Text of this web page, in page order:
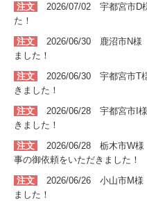
注文
2026/07/02 宇都宮市D
た！
注文
2026/06/30 鹿沼市N様
ました！
注文
2026/06/30 宇都宮市T
きました！
注文
2026/06/28 宇都宮市I
きました！
注文
2026/06/28 栃木市W様
事の御依頼をいただきました！
注文
2026/06/26 小山市M様
ました！